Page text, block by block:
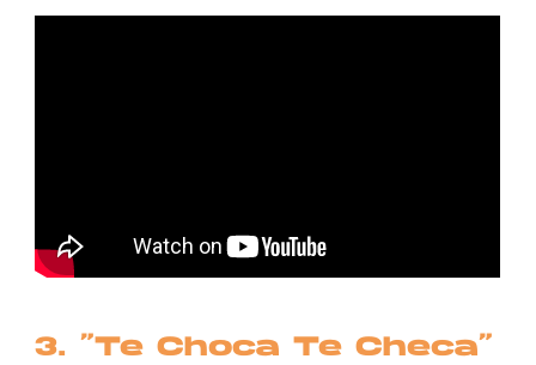
3. “Te Choca Te Checa”